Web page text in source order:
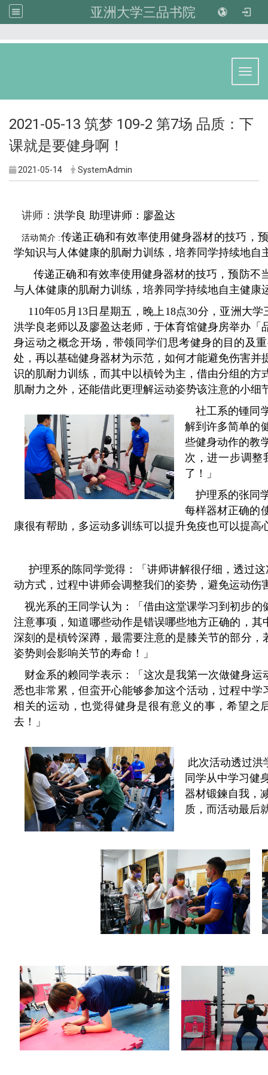
亚洲大学三品书院
2021-05-13 筑梦 109-2 第7场 品质：下
课就是要健身啊！
2021-05-14 SystemAdmin
讲师 ： 洪学良 助理讲师：廖盈达
活动简介 :传递正确和有效率使用健身器材的技巧，
学知识与人体健康的肌耐力训练，培养同学持续地自
传递正确和有效率使用健身器材的技巧，预防
与人体健康的肌耐力训练，培养同学持续地自主健康
洪学良老师以及廖盈达老师，于体育馆健身房举办
身运动之概念开场，带领同学们思考健身的目的及
处，再以基础健身器材为示范，如何才能避免伤害
识的肌耐力训练，而其中以槓铃为主，借由分组的
肌耐力之外，还能借此更理解运动姿势该注意的小细
社工系的锺同
解到许多简单的
些健身动作的教
次，进一步调整
了！」
护理系的张同
每样器材正确的
康很有帮助，多运动多训练可以提升免疫也可以提高
护理系的陈同学觉得：「讲师讲解很仔细，透过
动方式，过程中讲师会调整我们的姿势，避免运动
视光系的王同学认为 ：「借由这堂课学习到初步的
注意事项，知道哪些动作是错误哪些地方正确的，其
深刻的是槓铃深蹲，最需要注意的是膝关节的部分，
姿势则会影响关节的寿命！」
财金系的赖同学表示：「这次是我第一次做健身运
悉也非常累，但蛮开心能够参加这个活动，过程中学
相关的运动，也觉得健身是很有意义的事，希望之
去！」
同学从中学习健
器材锻鍊自我，
质，而活动最后